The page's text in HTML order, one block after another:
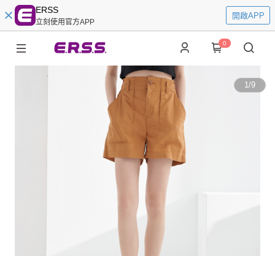
ERSS
立刻使用官方APP
開啟APP
0
1/9